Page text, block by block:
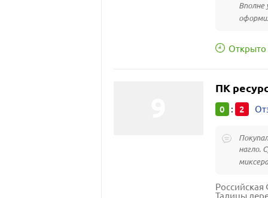
Вполне
Открыто
ПК
0 : 2
нагло.
Талицы